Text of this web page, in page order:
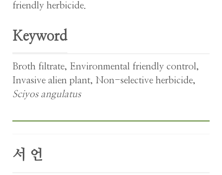
friendly herbicide.
Keyword
Broth filtrate, Environmental friendly control,
Invasive alien plant, Non-selective herbicide,
Sciyos angulatus
서 언